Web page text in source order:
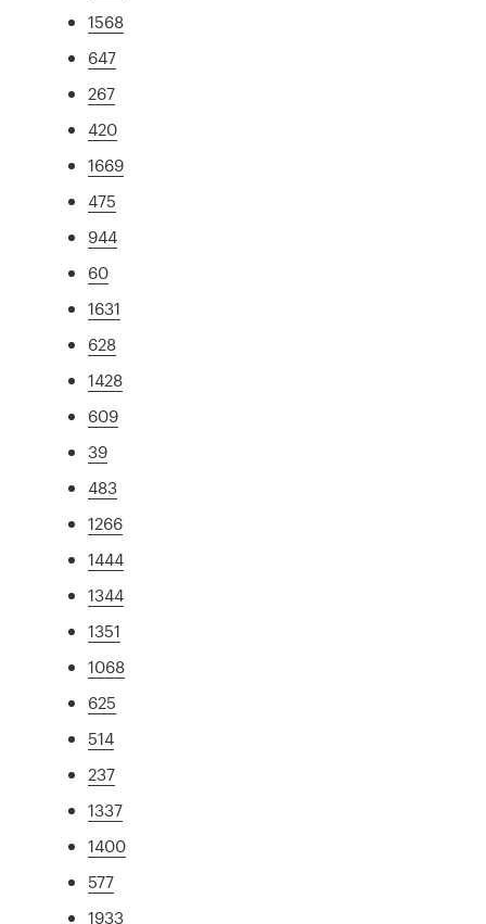
1568
647
267
420
1669
475
944
60
1631
628
1428
609
39
483
1266
1444
1344
1351
1068
625
514
237
1337
1400
577
1933